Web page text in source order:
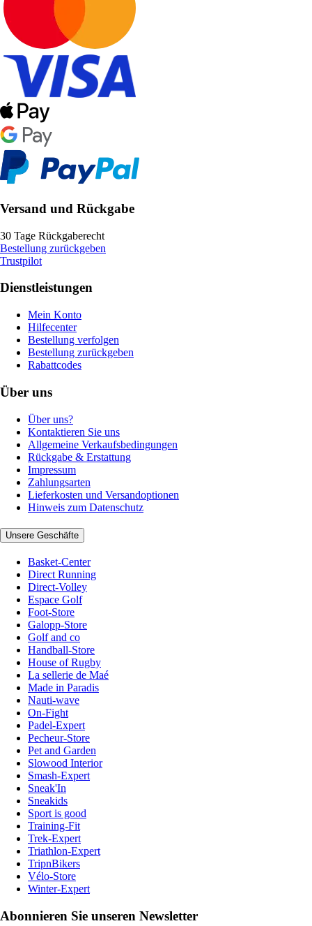
Versand und Rückgabe
30 Tage Rückgaberecht
Bestellung zurückgeben
Trustpilot
Dienstleistungen
Mein Konto
Hilfecenter
Bestellung verfolgen
Bestellung zurückgeben
Rabattcodes
Über uns
Über uns?
Kontaktieren Sie uns
Allgemeine Verkaufsbedingungen
Rückgabe & Erstattung
Impressum
Zahlungsarten
Lieferkosten und Versandoptionen
Hinweis zum Datenschutz
Unsere Geschäfte
Basket-Center
Direct Running
Direct-Volley
Espace Golf
Foot-Store
Galopp-Store
Golf and co
Handball-Store
House of Rugby
La sellerie de Maé
Made in Paradis
Nauti-wave
On-Fight
Padel-Expert
Pecheur-Store
Pet and Garden
Slowood Interior
Smash-Expert
Sneak'In
Sneakids
Sport is good
Training-Fit
Trek-Expert
Triathlon-Expert
TripnBikers
Vélo-Store
Winter-Expert
Abonnieren Sie unseren Newsletter